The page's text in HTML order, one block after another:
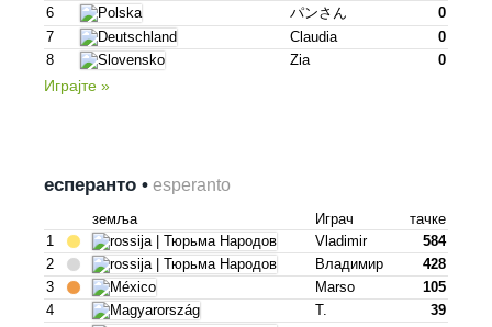
6
パンさん
0
7
Claudia
0
8
Zia 0
Играјте »
есперанто • esperanto
земља Играч
тачке
1
Vladimir
584
2
Владимир
428
3
Marso
105
4
T.
39